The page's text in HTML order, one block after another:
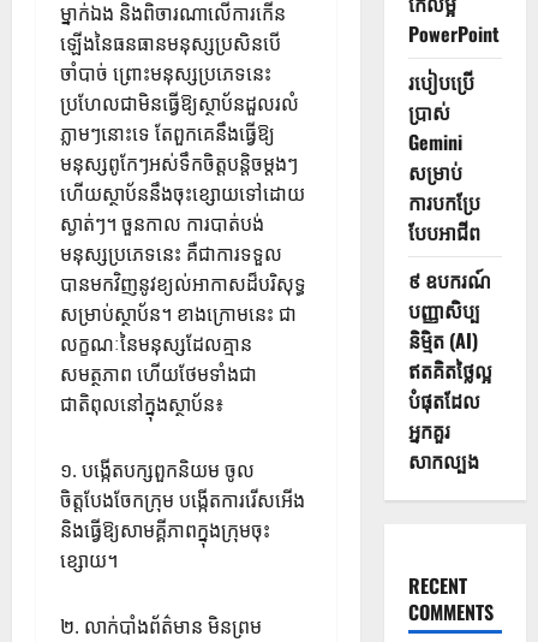
ម្នាក់ឯង និងពិចារណាលើការកើន
ឡើងនៃធនធានមនុស្សប្រសិនបើ
ចាំបាច់ ព្រោះមនុស្សប្រភេទនេះ
ប្រហែលជាមិនធ្វើឱ្យស្ថាប័នដួលរលំ
ភ្លាមៗនោះទេ តែពួកគេនឹងធ្វើឱ្យ
មនុស្សពូកែៗអស់ទឹកចិត្តបន្តិចម្តងៗ
ហើយស្ថាប័ននឹងចុះខ្សោយទៅដោយ
ស្ងាត់ៗ។ ចួនកាល ការបាត់បង់
មនុស្សប្រភេទនេះ គឺជាការទទួល
បានមកវិញនូវខ្យល់អាកាសដ៏បរិសុទ្ធ
សម្រាប់ស្ថាប័ន។ ខាងក្រោមនេះ ជា
លក្ខណៈនៃមនុស្សដែលគ្មាន
សមត្ថភាព ហើយថែមទាំងជា
ជាតិពុលនៅក្នុងស្ថាប័ន៖
១. បង្កើតបក្សពួកនិយម ចូល
ចិត្តបែងចែកក្រុម បង្កើតការរើសអើង
និងធ្វើឱ្យសាមគ្គីភាពក្នុងក្រុមចុះ
ខ្សោយ។
២. លាក់បាំងព័ត៌មាន មិនព្រម
PowerPoint
របៀបប្រើ
ប្រាស់
Gemini
សម្រាប់
ការបកប្រែ
បែបអាជីព
៩ ឧបករណ៍
បញ្ញាសិប្ប
និម្មិត (AI)
ឥតគិតថ្លៃល្អ
បំផុតដែល
អ្នកគួរ
សាកល្បង
RECENT
COMMENTS